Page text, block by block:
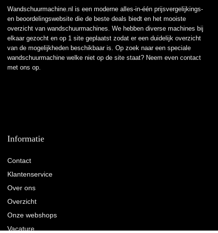
Wandschuurmachine.nl is een moderne alles-in-één prijsvergelijkings-
en beoordelingswebsite die de beste deals biedt en het mooiste
overzicht van wandschuurmachines. We hebben diverse machines bij
elkaar gezocht en op 1 site geplaatst zodat er een duidelijk overzicht
van de mogelijkheden beschikbaar is. Op zoek naar een speciale
wandschuurmachine welke niet op de site staat? Neem even contact
met ons op.
Informatie
Contact
Klantenservice
Over ons
Overzicht
Onze webshops
Vacature